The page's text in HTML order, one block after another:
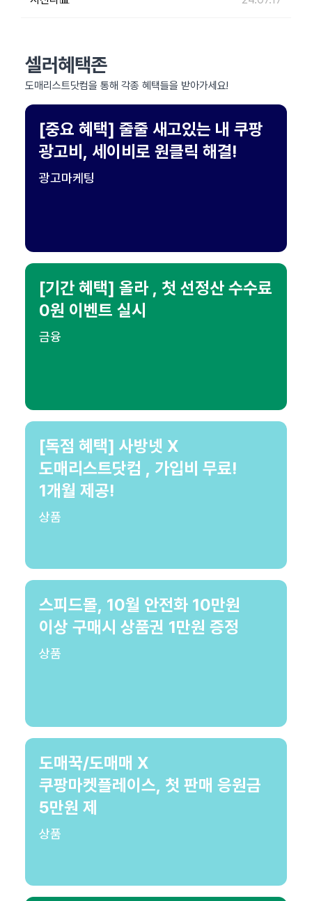
셀러혜택존
도매리스트닷컴을 통해 각종 혜택들을 받아가세요!
[중요 혜택] 줄줄 새고있는 내 쿠팡
광고비, 세이비로 원클릭 해결!
광고마케팅
[기간 혜택] 올라 , 첫 선정산 수수료
0원 이벤트 실시
금융
[독점 혜택] 사방넷 X
도매리스트닷컴 , 가입비 무료!
1개월 제공!
상품
스피드몰, 10월 안전화 10만원
이상 구매시 상품권 1만원 증정
상품
도매꾹/도매매 X
쿠팡마켓플레이스, 첫 판매 응원금
5만원 제
상품